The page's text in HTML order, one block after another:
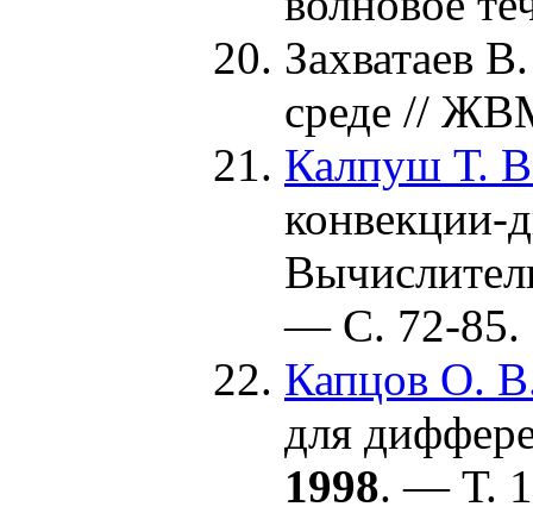
Захватаев
среде //
Калпуш Т.
конвекции-
— С. 72-85.
Капцов О.
для
1998. — Т.